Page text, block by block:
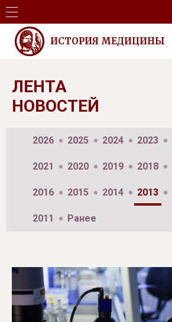
ИСТОРИЯ МЕДИЦИНЫ
ЛЕНТА
НОВОСТЕЙ
2026 2025 2024 2023
2021 2020 2019 2018
2016 2015 2014 2013
2011 Ранее